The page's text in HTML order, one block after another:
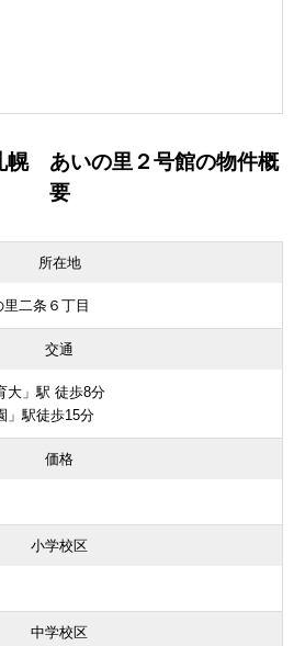
幌 あいの里２号館の物件概
要
所在地
二条６丁目
交通
大」駅 徒歩8分
」駅徒歩15分
価格
小学校区
中学校区